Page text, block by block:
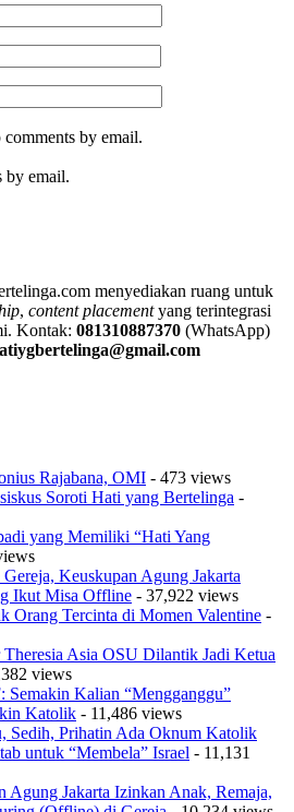
by email.
by email.
menyediakan ruang untuk
, content placementyang terintegrasi
Kontak: 081310887370 (WhatsApp)
Rajabana, OMI - 473 views
Soroti Hati yang Bertelinga -
yang Memiliki “Hati Yang
Keuskupan Agung Jakarta
Ikut Misa Offline - 37,922 views
Orang Tercinta di Momen Valentine -
Asia OSU Dilantik Jadi Ketua
views
Semakin Kalian “Mengganggu”
Katolik - 11,486 views
Sedih, Prihatin Ada Oknum Katolik
untuk “Membela” Israel - 11,131
Agung Jakarta Izinkan Anak, Remaja,